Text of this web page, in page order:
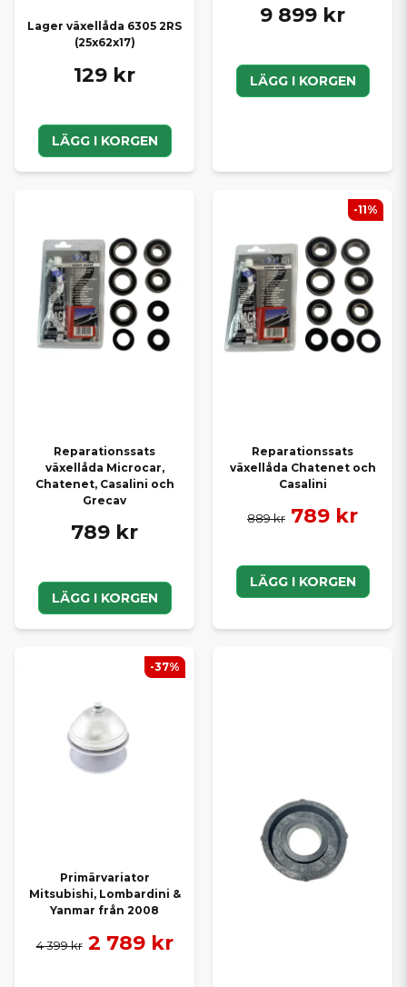
Lager växellåda 6305 2RS
(25x62x17)
129 kr
LÄGG I KORGEN
9 899 kr
LÄGG I KORGEN
Reparationssats
växellåda Microcar,
Chatenet, Casalini och
Grecav
789 kr
LÄGG I KORGEN
Reparationssats
växellåda Chatenet och
Casalini
889 kr 789 kr
LÄGG I KORGEN
-11%
Primärvariator
Mitsubishi, Lombardini &
Yanmar från 2008
4 399 kr 2 789 kr
-37%